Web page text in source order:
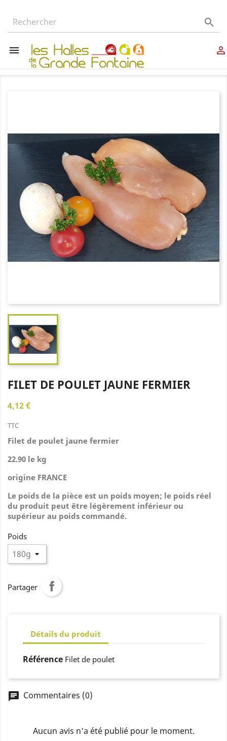

 
FILET DE POULET JAUNE FERMIER
4,12 €
TTC
Filet de poulet jaune fermier
22.90 le kg
origine FRANCE
Le poids de la pièce est un poids moyen; le poids réel
du produit peut être légèrement inférieur ou
supérieur au poids commandé.
Poids
Partager
Détails du produit
Référence Filet de poulet
chat Commentaires (0)
Aucun avis n'a été publié pour le moment.